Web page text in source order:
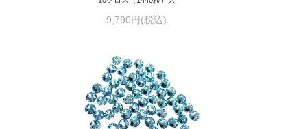
9,790円(税込)